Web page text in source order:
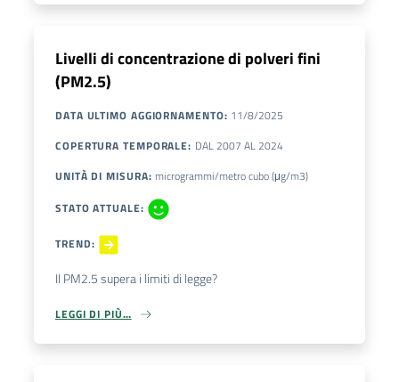
Livelli di concentrazione di polveri fini
(PM2.5)
DATA ULTIMO AGGIORNAMENTO: 11/8/2025
COPERTURA TEMPORALE: DAL 2007 AL 2024
UNITÀ DI MISURA: microgrammi/metro cubo (μg/m3)
STATO ATTUALE:
TREND:
Il PM2.5 supera i limiti di legge?
LEGGI DI PIÙ…